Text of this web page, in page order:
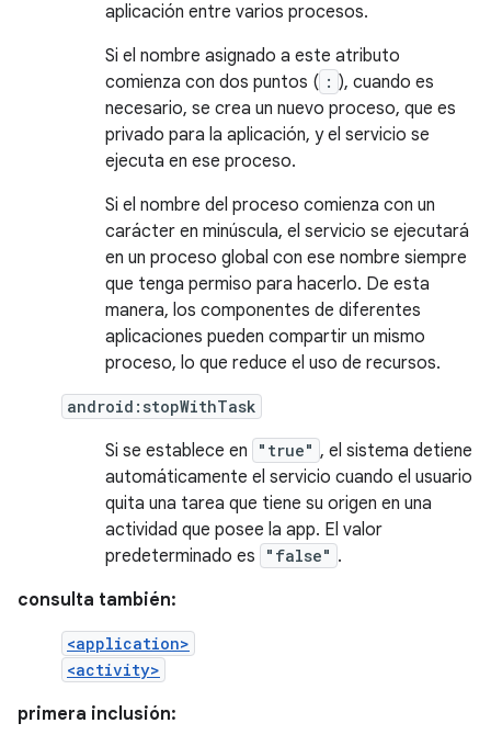
aplicación entre varios procesos.
Si el nombre asignado a este atributo
comienza con dos puntos ( : ), cuando es
necesario, se crea un nuevo proceso, que es
privado para la aplicación, y el servicio se
ejecuta en ese proceso.
Si el nombre del proceso comienza con un
carácter en minúscula, el servicio se ejecutará
en un proceso global con ese nombre siempre
que tenga permiso para hacerlo. De esta
manera, los componentes de diferentes
aplicaciones pueden compartir un mismo
proceso, lo que reduce el uso de recursos.
android:stopWithTask
Si se establece en "true" , el sistema detiene
automáticamente el servicio cuando el usuario
quita una tarea que tiene su origen en una
actividad que posee la app. El valor
predeterminado es
"false" .
consulta también:
<application>
<activity>
primera inclusión: